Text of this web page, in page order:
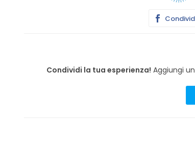
Condividi la tua esperienza! Aggiungi